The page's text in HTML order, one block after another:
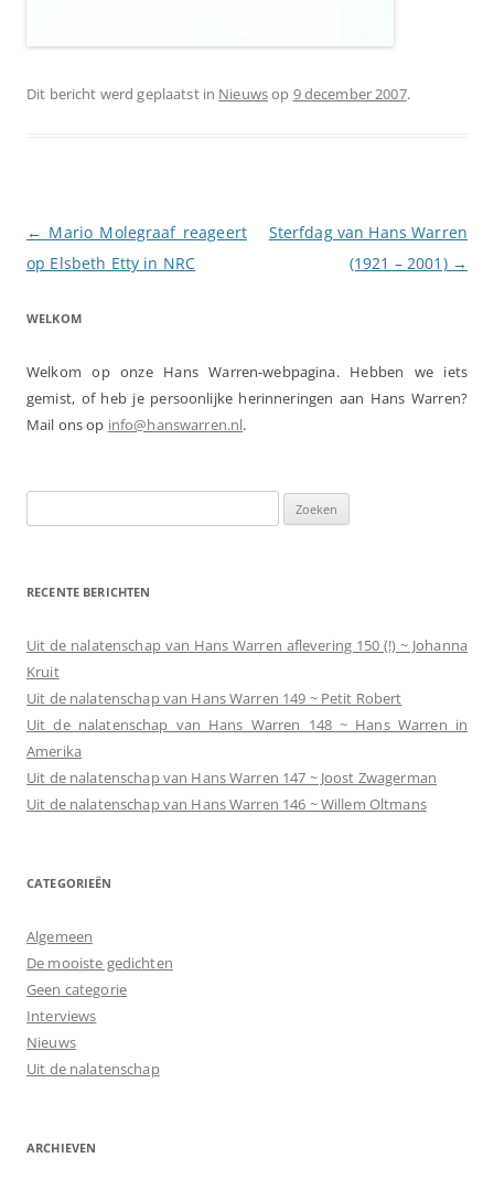
Dit bericht werd geplaatst in Nieuwsop 9 december 2007.
Berichtnavigatie
← Mario Molegraaf reageert
op Elsbeth Etty in NRC
Sterfdag van Hans Warren
(1921 – 2001) →
WELKOM
Welkom op onze Hans Warren-webpagina. Hebben we iets
gemist, of heb je persoonlijke herinneringen aan Hans Warren?
Mail ons op info@hanswarren.nl.
naar:
RECENTE BERICHTEN
Uit de nalatenschap van Hans Warren aflevering 150 (!) ~ Johanna
Kruit
Uit de nalatenschap van Hans Warren 149 ~ Petit Robert
Uit de nalatenschap van Hans Warren 148 ~ Hans Warren in
Amerika
Uit de nalatenschap van Hans Warren 147 ~ Joost Zwagerman
Uit de nalatenschap van Hans Warren 146 ~ Willem Oltmans
CATEGORIEËN
Algemeen
De mooiste gedichten
Geen categorie
Interviews
Nieuws
Uit de nalatenschap
ARCHIEVEN